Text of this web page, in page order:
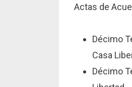
Actas de
Décimo
Casa
Décimo